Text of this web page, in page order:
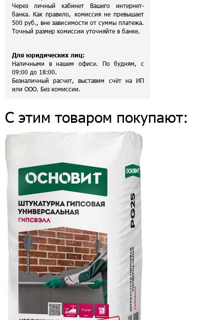
Через личный кабинет Вашего интернет-
банка. Как правило, комиссия не превышает
500 руб., вне зависимости от суммы платежа.
Точный размер комиссии уточняйте в банке.
Для юридических лиц:
Наличными в нашем офисе. По будням, с
09:00 до 18:00.
Безналичный расчет, выставим счёт на ИП
или ООО. Без комиссии.
С этим товаром покупают: